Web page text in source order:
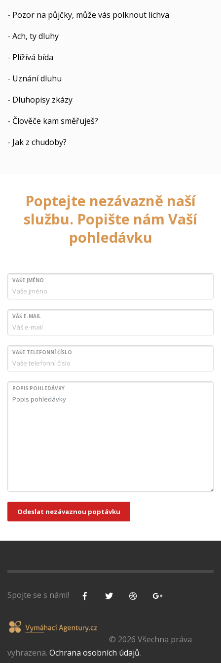
- Pozor na půjčky, může vás polknout lichva
- Ach, ty dluhy
- Plížívá bída
- Uznání dluhu
- Dluhopisy zkázy
- Člověče kam směřuješ?
- Jak z chudoby?
Poptejte nezávazně naší
službu. Popište nám Vaší
pohledávku
VAŠE JMÉNO
VÁŠ E-MAIL
VAŠE TELEFONNÍ ČÍSLO
POPIS POHLEDÁVKY
Odeslat nezávaznou poptávku
Spojte se s námi!
© 2026 Všechna práva
vyhrazena. Ochrana osobních údajů.